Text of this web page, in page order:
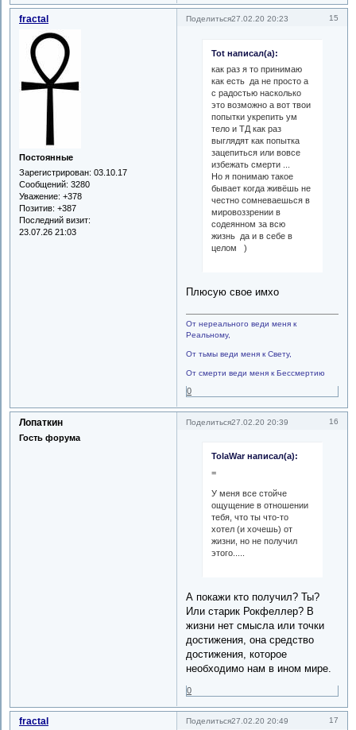
Поделиться 15
27.02.20 20:23
fractal
Постоянные
Зарегистрирован: 03.10.17
Сообщений: 3280
Уважение: +378
Позитив: +387
Последний визит:
23.07.26 21:03
Tot написал(а):
как раз я то принимаю
как есть да не просто а
с радостью насколько
это возможно а вот твои
попытки укрепить ум
тело и ТД как раз
выглядят как попытка
зацепиться или вовсе
избежать смерти ...
Но я понимаю такое
бывает когда живёшь не
честно сомневаешься в
мировоззрении в
содеянном за всю
жизнь да и в себе в
целом )
Плюсую свое имхо
От нереального веди меня к
Реальному,
От тьмы веди меня к Свету,
От смерти веди меня к Бессмертию
0
Поделиться 16
27.02.20 20:39
Лопаткин
Гость форума
TolaWar написал(а):
=
У меня все стойче
ощущение в отношении
тебя, что ты что-то
хотел (и хочешь) от
жизни, но не получил
этого.....
А покажи кто получил? Ты?
Или старик Рокфеллер? В
жизни нет смысла или точки
достижения, она средство
достижения, которое
необходимо нам в ином мире.
0
Поделиться 17
27.02.20 20:49
fractal